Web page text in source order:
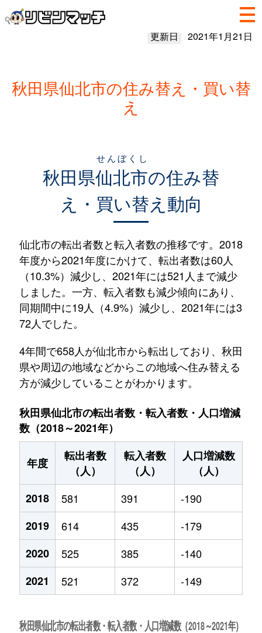
更新日 2021年1月21日
秋田県仙北市の住み替え・買い替
え
秋田県仙北市
せんぼくし
の住み替
え・買い替え動向
仙北市の転出者数と転入者数の推移です。2018
年度から2021年度にかけて、転出者数は60人
（10.3%）減少し、2021年には521人まで減少
しました。一方、転入者数も減少傾向にあり、
同期間中に19人（4.9%）減少し、2021年には3
72人でした。
4年間で658人が仙北市から転出しており、秋田
県や周辺の地域などからこの地域へ住み替える
方が減少していることがわかります。
秋田県仙北市の転出者数・転入者数・人口増減
数（2018～2021年）
年度
転出者数
（人）
転入者数
（人）
人口増減数
（人）
2018
581 391
-190
2019
614 435
-179
2020
525 385
-140
2021
521 372 -149